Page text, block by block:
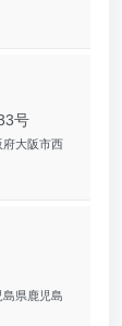
号
府大阪市西
島県鹿児島